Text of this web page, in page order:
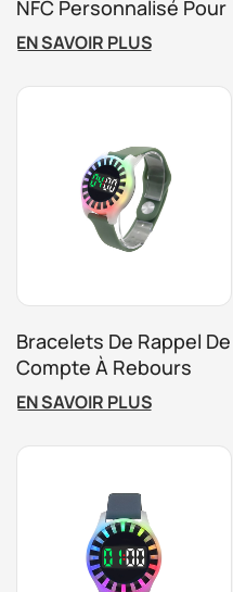
NFC Personnalisé Pour
Parc D'aventure
EN SAVOIR PLUS
Bracelets De Rappel De
Compte À Rebours
RFID Pour Contrôle
D'accès Pour
Attractions
EN SAVOIR PLUS